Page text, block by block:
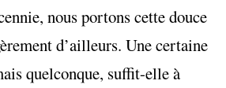
nous portons cette douce
d’ailleurs. Une certaine
quelconque, suffit-elle à